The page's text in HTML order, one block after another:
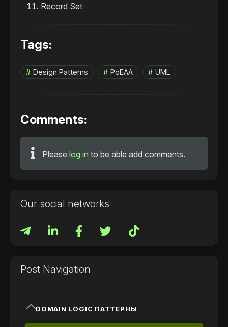
Record Set
Tags:
Design Patterns PoEAA UML
Comments:
Please log in to be able add comments.
Our social networks
Post Navigation
DOMAIN LOGIC ПАТТЕРНЫ